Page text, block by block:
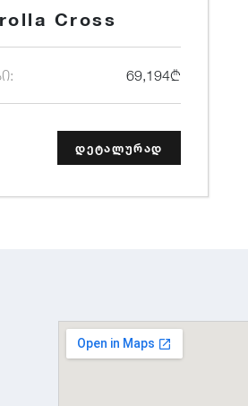
Cross
69,194₾
დეტალურად